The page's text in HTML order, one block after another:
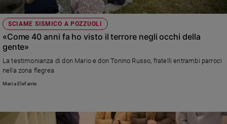
SCIAME SISMICO A POZZUOLI
«Come 40 anni fa ho visto il terrore negli occhi della
gente»
La testimonianza di don Mario e don Tonino Russo, fratelli entrambi parroci
nella zona flegrea
Maria Elefante